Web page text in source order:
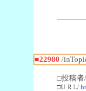
■22980 /
□投稿者/
□U R L/